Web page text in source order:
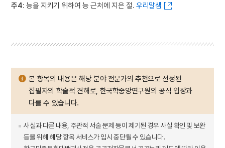
주4: 능을 지키기 위하여 능 근처에 지은 절. 우리말샘
본 항목의 내용은 해당 분야 전문가의 추천으로 선정된
집필자의 학술적 견해로, 한국학중앙연구원의 공식 입장과
다를 수 있습니다.
사실과 다른 내용, 주관적 서술 문제 등이 제기된 경우 사실 확인 및 보완
등을 위해 해당 항목 서비스가 임시 중단될 수 있습니다.